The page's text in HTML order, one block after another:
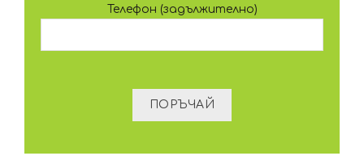
Телефон (задължително)